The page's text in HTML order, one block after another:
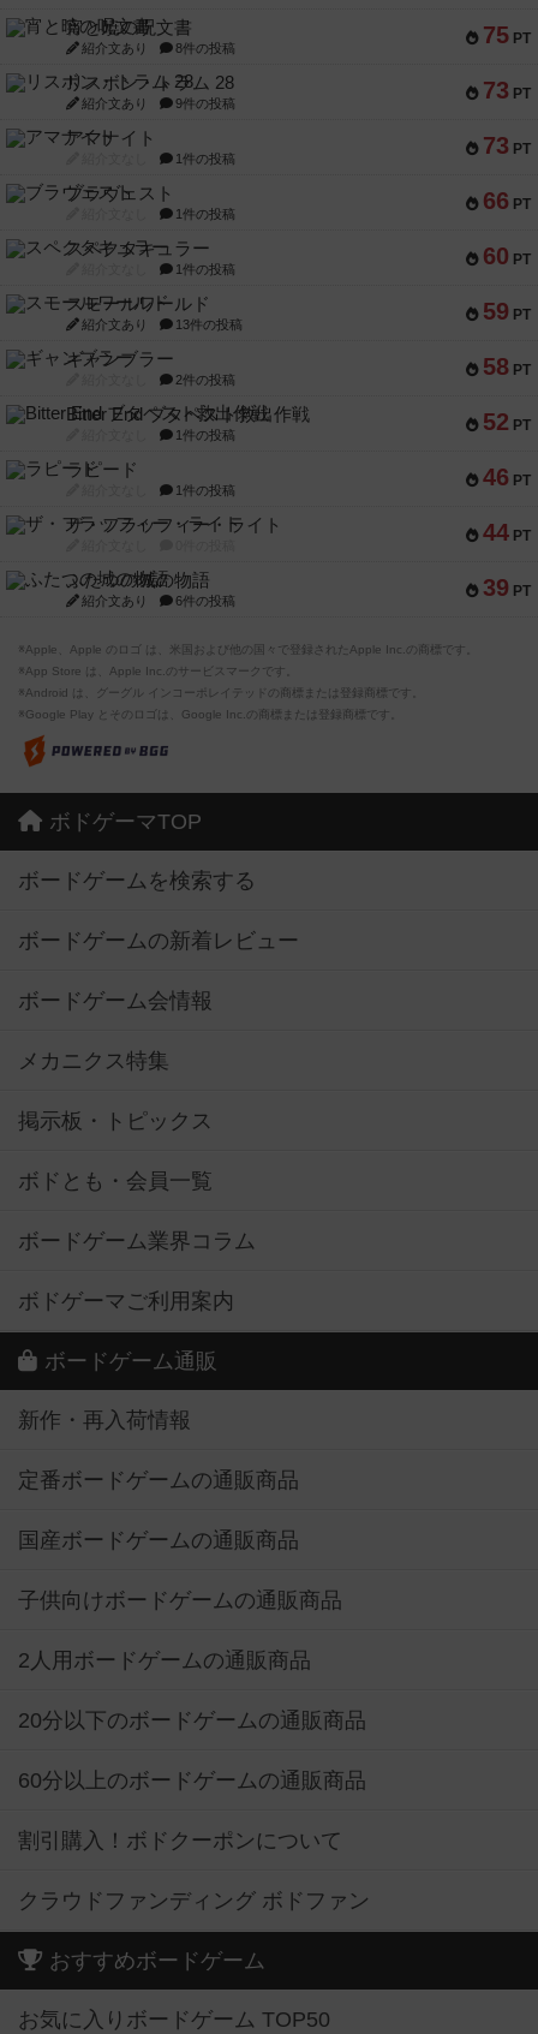
75 PT
宵と暁の呪文書
紹介文あり 8件の投稿
73 PT
リスボン・トラム 28
紹介文あり 9件の投稿
73 PT
アマナイト
1件の投稿
66 PT
ブラヴェスト
1件の投稿
60 PT
スペクタキュラー
1件の投稿
59 PT
スモールワールド
紹介文あり 13件の投稿
58 PT
ギャンブラー
2件の投稿
52 PT
Bitter End ブタペスト救出作戦
1件の投稿
46 PT
ラピード
1件の投稿
44 PT
ザ・フラッフィー・ライト
39 PT
ふたつの城の物語
紹介文あり 6件の投稿
※Apple、Apple のロゴ は、米国および他の国々で登録されたApple Inc.の商標です。
※App Store は、Apple Inc.のサービスマークです。
※Android は、グーグル インコーポレイテッドの商標または登録商標です。
※Google Play とそのロゴは、Google Inc.の商標または登録商標です。
ボドゲーマTOP
ボードゲームを検索する
ボードゲームの新着レビュー
ボードゲーム会情報
メカニクス特集
掲示板・トピックス
ボドとも・会員一覧
ボードゲーム業界コラム
ボドゲーマご利用案内
ボードゲーム通販
新作・再入荷情報
定番ボードゲームの通販商品
国産ボードゲームの通販商品
子供向けボードゲームの通販商品
2人用ボードゲームの通販商品
20分以下のボードゲームの通販商品
60分以上のボードゲームの通販商品
割引購入！ボドクーポンについて
クラウドファンディング ボドファン
おすすめボードゲーム
お気に入りボードゲーム TOP50